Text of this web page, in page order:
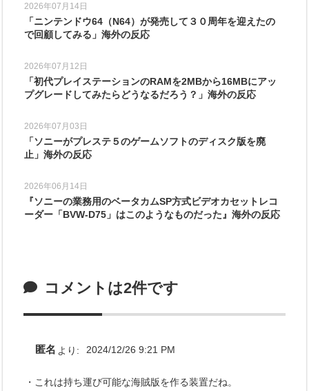
2026年07月14日
「ニンテンドウ64（N64）が発売して３０周年を迎えたの
で回顧してみる」海外の反応
2026年07月12日
「初代プレイステーションのRAMを2MBから16MBにアッ
プグレードしてみたらどうなるだろう？」海外の反応
2026年07月03日
「ソニーがプレステ５のゲームソフトのディスク版を廃
止」海外の反応
2026年06月14日
『ソニーの業務用のベータカムSP方式ビデオカセットレコ
ーダー「BVW-D75」はこのようなものだった』海外の反応
コメントは2件です
匿名 より: 2024/12/26 9:21 PM
・これは持ち運び可能な海賊版を作る装置だね。